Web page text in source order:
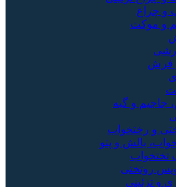
و چراغ
و موکت
فرش
جاجیم و گبه
و رختخواب
بالش و پتو
تختخواب
روتختی
و تزئینی